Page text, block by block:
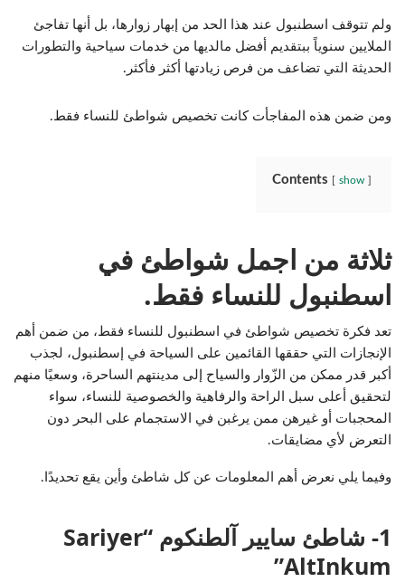
ولم تتوقف اسطنبول عند هذا الحد من إبهار زوارها، بل أنها تفاجئ
الملايين سنوياً ببتقديم أفضل مالديها من خدمات سياحية والتطورات
الحديثة التي تضاعف من فرص زيادتها أكثر فأكثر.
ومن ضمن هذه المفاجأت كانت تخصيص شواطئ للنساء فقط.
Contents show
ثلاثة من اجمل شواطئ في
اسطنبول للنساء فقط.
تعد فكرة تخصيص شواطئ في اسطنبول للنساء فقط، من ضمن أهم
الإنجازات التي حققها القائمين على السياحة في إسطنبول، لجذب
أكبر قدر ممكن من الزّوار والسياح إلى مدينتهم الساحرة، وسعيًا منهم
لتحقيق أعلى سبل الراحة والرفاهية والخصوصية للنساء، سواء
المحجبات أو غيرهن ممن يرغبن في الاستجمام على البحر دون
التعرض لأي مضايقات.
وفيما يلي نعرض أهم المعلومات عن كل شاطئ وأين يقع تحديدًا.
1- شاطئ سايير آلطنكوم “Sariyer
AltInkum”